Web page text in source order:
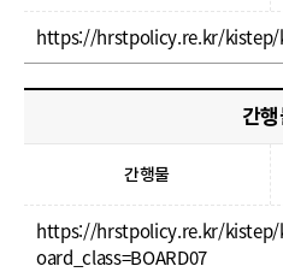
https://hrstpolicy.re.kr/
간
간행물
https://hrstpolicy.re.kr/
oard_class=BOARD07